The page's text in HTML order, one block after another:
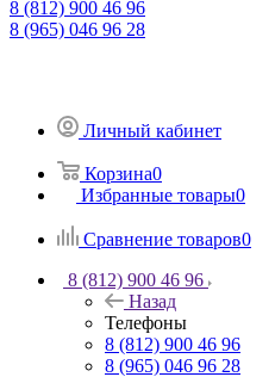
8 (812) 900 46 96
8 (965) 046 96 28
Личный кабинет
Корзина0
Избранные товары0
Сравнение товаров0
8 (812) 900 46 96
Назад
Телефоны
8 (812) 900 46 96
8 (965) 046 96 28